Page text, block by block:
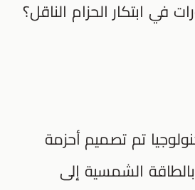
في ابتكار الحزام الناقل؟
تم تصميم أحزمة
الشمسية إلى